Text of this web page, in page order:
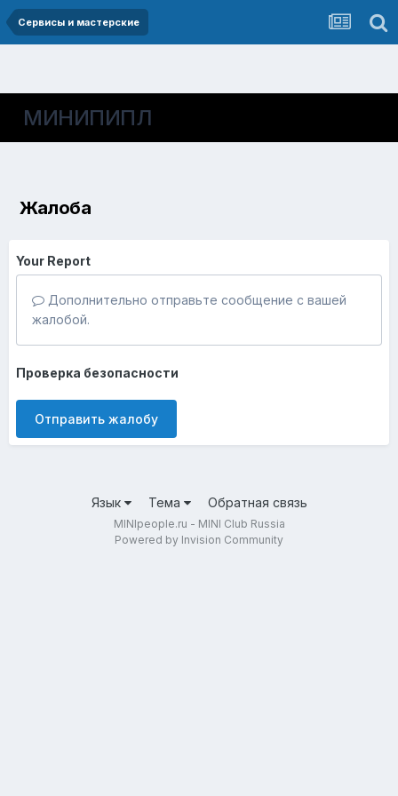
Сервисы и мастерские
МИНИПИПЛ
Жалоба
Your Report
Дополнительно отправьте сообщение с вашей
жалобой.
Проверка безопасности
Отправить жалобу
Язык Тема Обратная связь
MINIpeople.ru - MINI Club Russia
Powered by Invision Community